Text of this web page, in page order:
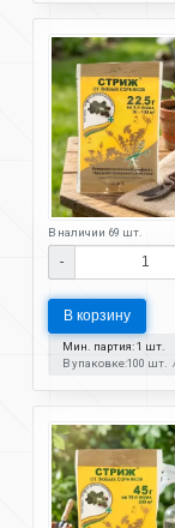
В наличии 69 шт.
-
В корзину
Мин. партия: 1 шт.
В упаковке:100 шт.